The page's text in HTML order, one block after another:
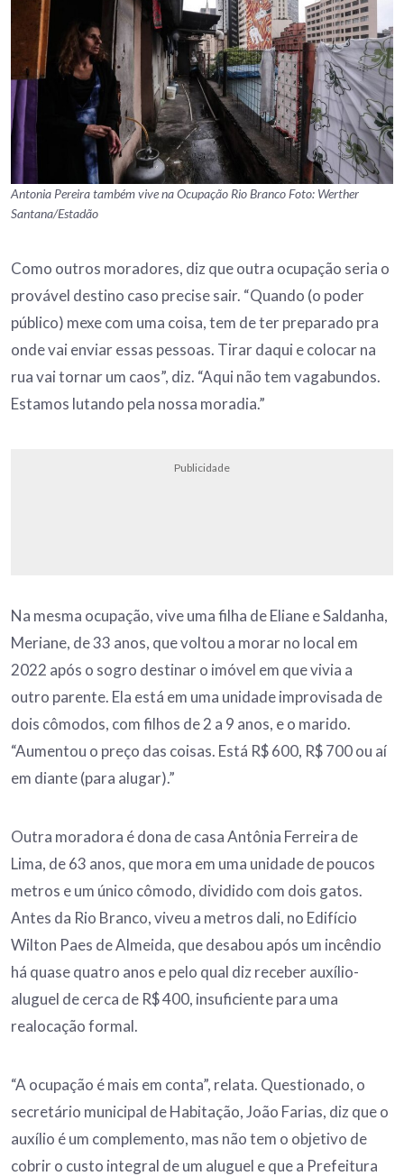
Antonia Pereira também vive na Ocupação Rio Branco Foto: Werther
Santana/Estadão
Como outros moradores, diz que outra ocupação seria o
provável destino caso precise sair. “Quando (o poder
público) mexe com uma coisa, tem de ter preparado pra
onde vai enviar essas pessoas. Tirar daqui e colocar na
rua vai tornar um caos”, diz. “Aqui não tem vagabundos.
Estamos lutando pela nossa moradia.”
Publicidade
Na mesma ocupação, vive uma filha de Eliane e Saldanha,
Meriane, de 33 anos, que voltou a morar no local em
2022 após o sogro destinar o imóvel em que vivia a
outro parente. Ela está em uma unidade improvisada de
dois cômodos, com filhos de 2 a 9 anos, e o marido.
“Aumentou o preço das coisas. Está R$ 600, R$ 700 ou aí
em diante (para alugar).”
Outra moradora é dona de casa Antônia Ferreira de
Lima, de 63 anos, que mora em uma unidade de poucos
metros e um único cômodo, dividido com dois gatos.
Antes da Rio Branco, viveu a metros dali, no Edifício
Wilton Paes de Almeida, que desabou após um incêndio
há quase quatro anos e pelo qual diz receber auxílio-
aluguel de cerca de R$ 400, insuficiente para uma
realocação formal.
“A ocupação é mais em conta”, relata. Questionado, o
secretário municipal de Habitação, João Farias, diz que o
auxílio é um complemento, mas não tem o objetivo de
cobrir o custo integral de um aluguel e que a Prefeitura